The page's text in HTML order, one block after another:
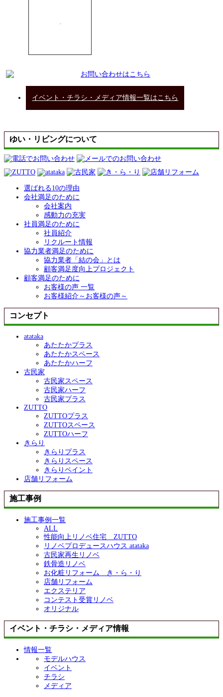
イベント・チラシ・メディア情報一覧はこちら
ゆい・リビングについて
選ばれる10の理由
会社満足のために
会社案内
感動力の充実
社員満足のために
社員紹介
リクルート情報
協力業者満足のために
協力業者「結の会」とは
顧客満足度向上プロジェクト
顧客満足のために
お客様の声 一覧
お客様紹介～お客様の声～
コンセプト
atataka
あたたかプラス
あたたかスペース
あたたかハーフ
古民家
古民家スペース
古民家ハーフ
古民家プラス
ZUTTO
ZUTTOプラス
ZUTTOスペース
ZUTTOハーフ
きらり
きらりプラス
きらりスペース
きらりペイント
店舗リフォーム
施工事例
施工事例一覧
ALL
性能向上リノベ住宅 ZUTTO
リノベプロデュースハウス atataka
古民家再生リノベ
鉄骨造リノベ
お化粧リフォーム き・ら・り
店舗リフォーム
エクステリア
コンテスト受賞リノベ
オリジナル
イベント・チラシ・メディア情報
情報一覧
モデルハウス
イベント
チラシ
メディア